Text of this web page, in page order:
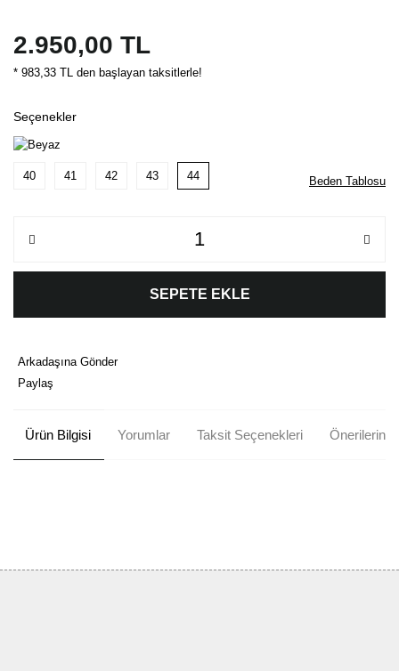
2.950,00 TL
* 983,33 TL den başlayan taksitlerle!
Seçenekler
40 41 42 43 44 Beden Tablosu
SEPETE EKLE
Arkadaşına Gönder
Paylaş
Ürün Bilgisi Yorumlar Taksit Seçenekleri Önerileriniz